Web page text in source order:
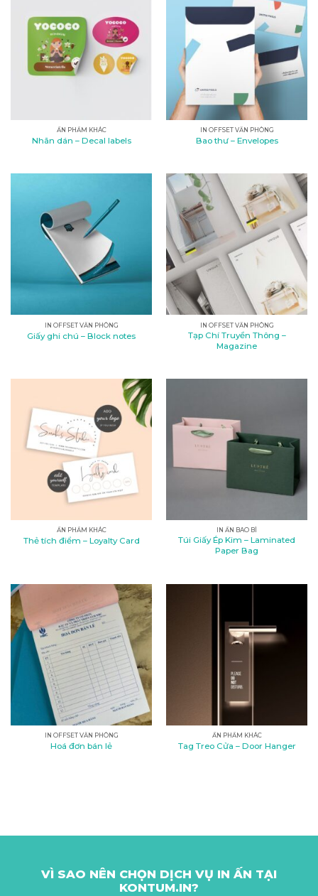
ẤN PHẨM KHÁC
Nhãn dán – Decal labels
IN OFFSET VĂN PHÒNG
Bao thư – Envelopes
IN OFFSET VĂN PHÒNG
Giấy ghi chú – Block notes
IN OFFSET VĂN PHÒNG
Tạp Chí Truyền Thông –
Magazine
ẤN PHẨM KHÁC
Thẻ tích điểm – Loyalty Card
IN ẤN BAO BÌ
Túi Giấy Ép Kim – Laminated
Paper Bag
IN OFFSET VĂN PHÒNG
Hoá đơn bán lẻ
ẤN PHẨM KHÁC
Tag Treo Cửa – Door Hanger
VÌ SAO NÊN CHỌN DỊCH VỤ IN ẤN TẠI
KONTUM.IN?